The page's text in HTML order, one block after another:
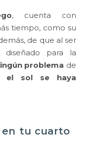
, cuenta con
tiempo, como su
de que al ser
diseñado para la
problema de
el sol se haya
en tu cuarto